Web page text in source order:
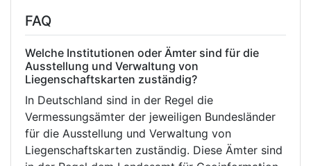
FAQ
Welche Institutionen oder Ämter sind für die
Ausstellung und Verwaltung von
Liegenschaftskarten zuständig?
In Deutschland sind in der Regel die
Vermessungsämter der jeweiligen Bundesländer
für die Ausstellung und Verwaltung von
Liegenschaftskarten zuständig. Diese Ämter sind